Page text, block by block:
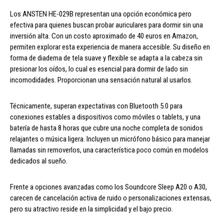
Los ANSTEN HE-029B representan una opción económica pero
efectiva para quienes buscan probar auriculares para dormir sin una
inversión alta. Con un costo aproximado de 40 euros en Amazon,
permiten explorar esta experiencia de manera accesible. Su diseño en
forma de diadema de tela suave y flexible se adapta a la cabeza sin
presionar los oídos, lo cual es esencial para dormir de lado sin
incomodidades. Proporcionan una sensación natural al usarlos.
Técnicamente, superan expectativas con Bluetooth 5.0 para
conexiones estables a dispositivos como móviles o tablets, y una
batería de hasta 8 horas que cubre una noche completa de sonidos
relajantes o música ligera. Incluyen un micrófono básico para manejar
llamadas sin removerlos, una característica poco común en modelos
dedicados al sueño.
Frente a opciones avanzadas como los Soundcore Sleep A20 o A30,
carecen de cancelación activa de ruido o personalizaciones extensas,
pero su atractivo reside en la simplicidad y el bajo precio.